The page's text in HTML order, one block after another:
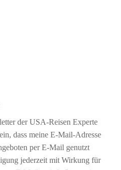
der USA-Reisen Experte
dass meine E-Mail-Adresse
per E-Mail genutzt
jederzeit mit Wirkung für